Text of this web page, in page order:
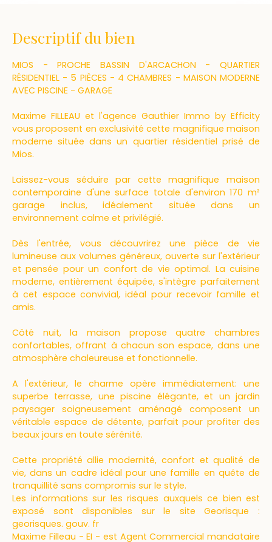
Descriptif du bien
MIOS - PROCHE BASSIN D'ARCACHON - QUARTIER
RÉSIDENTIEL - 5 PIÈCES - 4 CHAMBRES - MAISON MODERNE
AVEC PISCINE - GARAGE
Maxime FILLEAU et l'agence Gauthier Immo by Efficity
vous proposent en exclusivité cette magnifique maison
moderne située dans un quartier résidentiel prisé de
Mios.
Laissez-vous séduire par cette magnifique maison
contemporaine d'une surface totale d'environ 170 m²
garage inclus, idéalement située dans un
environnement calme et privilégié.
Dès l'entrée, vous découvrirez une pièce de vie
lumineuse aux volumes généreux, ouverte sur l'extérieur
et pensée pour un confort de vie optimal. La cuisine
moderne, entièrement équipée, s'intègre parfaitement
à cet espace convivial, idéal pour recevoir famille et
amis.
Côté nuit, la maison propose quatre chambres
confortables, offrant à chacun son espace, dans une
atmosphère chaleureuse et fonctionnelle.
A l'extérieur, le charme opère immédiatement: une
superbe terrasse, une piscine élégante, et un jardin
paysager soigneusement aménagé composent un
véritable espace de détente, parfait pour profiter des
beaux jours en toute sérénité.
Cette propriété allie modernité, confort et qualité de
vie, dans un cadre idéal pour une famille en quête de
tranquillité sans compromis sur le style.
Les informations sur les risques auxquels ce bien est
exposé sont disponibles sur le site Georisque :
georisques. gouv. fr
Maxime Filleau - EI - est Agent Commercial mandataire